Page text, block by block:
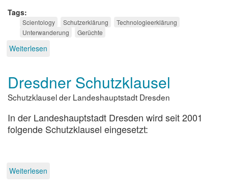
Tags
Scientology Schutzerklärung
Technologieerklärung
Unterwanderung
Gerüchte
Weiterlesen
die
Gerüchteküche
Dresdner Schutzklausel
Schutzklausel der Landeshauptstadt Dresden
In der Landeshauptstadt Dresden wird seit 2001
folgende Schutzklausel eingesetzt:
Weiterlesen